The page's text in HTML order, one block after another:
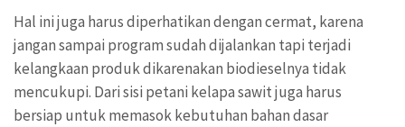
Hal ini juga harus diperhatikan dengan cermat, karena
jangan sampai program sudah dijalankan tapi terjadi
kelangkaan produk dikarenakan biodieselnya tidak
mencukupi. Dari sisi petani kelapa sawit juga harus
bersiap untuk memasok kebutuhan bahan dasar